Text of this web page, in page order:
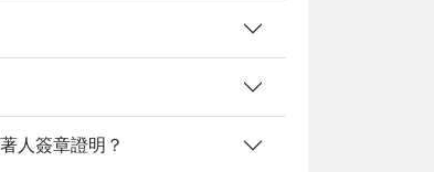
人簽章證明？